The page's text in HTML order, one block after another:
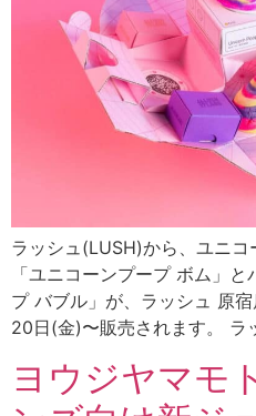
ラッシュ(LUSH)から、ユニ
「ユニコーンプープ ボム」
プ バブル」が、ラッシュ 原
20日(金)〜販売されます。
ヨウジヤマモ